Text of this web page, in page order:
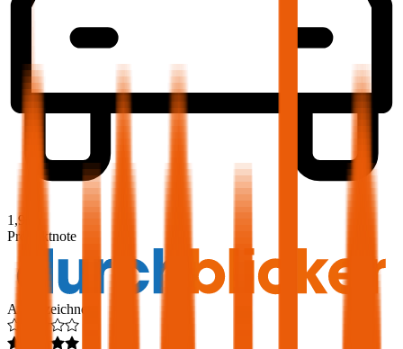
1,9
Produktnote
Ausgezeichnet